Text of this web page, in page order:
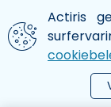
Aller au contenu
We gebruiken
Actiris
le menu